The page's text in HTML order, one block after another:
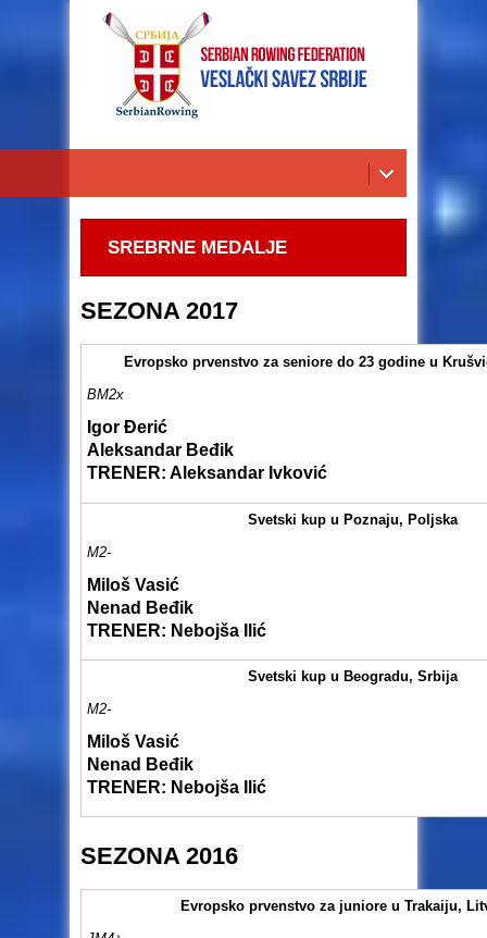
SREBRNE MEDALJE
SEZONA 2017
Evropsko prvenstvo za seniore do 23 godine u
BM2x
Igor Đerić
Aleksandar Beđik
TRENER: Aleksandar Ivković
Svetski kup u Poznaju, Poljska
M2-
Miloš Vasić
Nenad Beđik
TRENER: Nebojša Ilić
Svetski kup u Beogradu, Srbija
M2-
Miloš Vasić
Nenad Beđik
TRENER: Nebojša Ilić
SEZONA 2016
Evropsko prvenstvo za juniore u Trakaiju,